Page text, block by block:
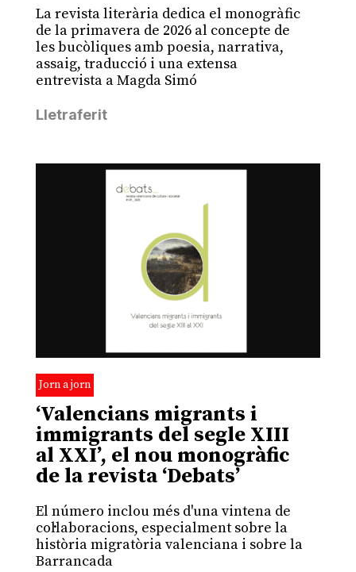
La revista literària dedica el monogràfic
de la primavera de 2026 al concepte de
les bucòliques amb poesia, narrativa,
assaig, traducció i una extensa
entrevista a Magda Simó
Lletraferit
Jorn a jorn
‘Valencians migrants i
immigrants del segle XIII
al XXI’, el nou monogràfic
de la revista ‘Debats’
El número inclou més d'una vintena de
col·laboracions, especialment sobre la
història migratòria valenciana i sobre la
Barrancada